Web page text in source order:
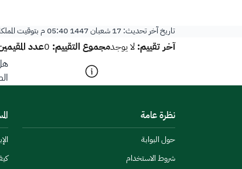
تاريخ آخر تحديث:17 شعبان 1447 05:40 م بتوقيت
آخر تقييم:لا يوجدمجموع التقييم: 0عدد
نظرة عامة
حول البوابة
شروط الاستخدام